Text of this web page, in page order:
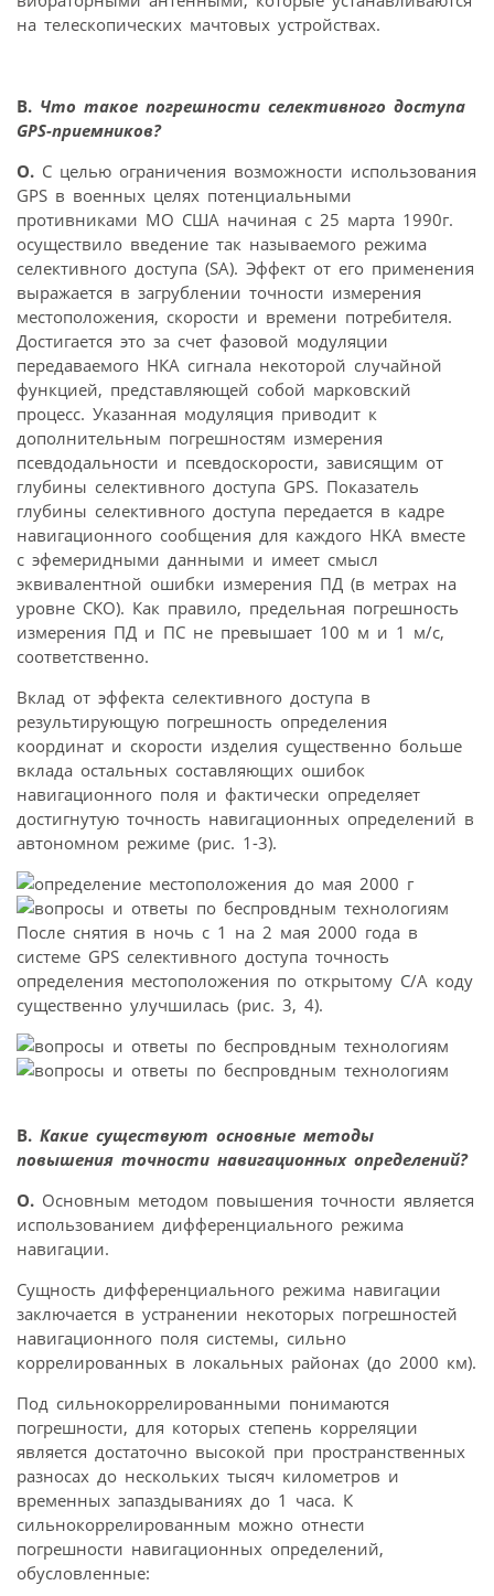
на телескопических мачтовых устройствах.
В. Что такое погрешности селективного доступа
GPS-приемников?
О. С целью ограничения возможности использования
GPS в военных целях потенциальными
противниками МО США начиная с 25 марта 1990г.
осуществило введение так называемого режима
селективного доступа (SA). Эффект от его применения
выражается в загрублении точности измерения
местоположения, скорости и времени потребителя.
Достигается это за счет фазовой модуляции
передаваемого НКА сигнала некоторой случайной
функцией, представляющей собой марковский
процесс. Указанная модуляция приводит к
дополнительным погрешностям измерения
псевдодальности и псевдоскорости, зависящим от
глубины селективного доступа GPS. Показатель
глубины селективного доступа передается в кадре
навигационного сообщения для каждого НКА вместе
с эфемеридными данными и имеет смысл
эквивалентной ошибки измерения ПД (в метрах на
уровне СКО). Как правило, предельная погрешность
измерения ПД и ПС не превышает 100 м и 1 м/с,
соответственно.
Вклад от эффекта селективного доступа в
результирующую погрешность определения
координат и скорости изделия существенно больше
вклада остальных составляющих ошибок
навигационного поля и фактически определяет
достигнутую точность навигационных определений в
автономном режиме (рис. 1-3).
После снятия в ночь с 1 на 2 мая 2000 года в
системе GPS селективного доступа точность
определения местоположения по открытому С/А коду
существенно улучшилась (рис. 3, 4).
В. Какие существуют основные методы
повышения точности навигационных определений?
О. Основным методом повышения точности является
использованием дифференциального режима
навигации.
Сущность дифференциального режима навигации
заключается в устранении некоторых погрешностей
навигационного поля системы, сильно
коррелированных в локальных районах (до 2000 км).
Под сильнокоррелированными понимаются
погрешности, для которых степень корреляции
является достаточно высокой при пространственных
разносах до нескольких тысяч километров и
временных запаздываниях до 1 часа. К
сильнокоррелированным можно отнести
погрешности навигационных определений,
обусловленные: